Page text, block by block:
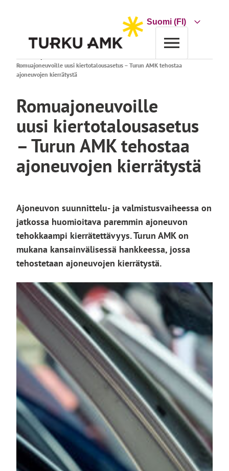
Choose
Romuajoneuvoille uusi kiertotalousasetus – Turun AMK tehostaa
ajoneuvojen kierrätystä
Romuajoneuvoille
uusi kiertotalousasetus
– Turun AMK tehostaa
ajoneuvojen kierrätystä
Ajoneuvon suunnittelu- ja valmistusvaiheessa on
jatkossa huomioitava paremmin ajoneuvon
tehokkaampi kierrätettävyys. Turun AMK on
mukana kansainvälisessä hankkeessa, jossa
tehostetaan ajoneuvojen kierrätystä.